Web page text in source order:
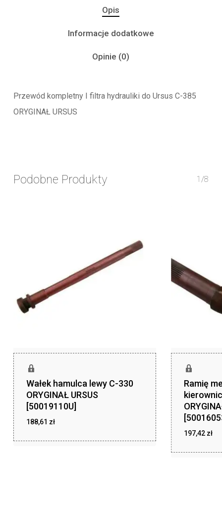
Opis
Informacje dodatkowe
Opinie (0)
Przewód kompletny I filtra hydrauliki do Ursus C-385
ORYGINAŁ URSUS
Podobne Produkty 1/8
Wałek hamulca lewy C-330
ORYGINAŁ URSUS
[50019110U]
188,61 zł
Ramię
197,42 zł